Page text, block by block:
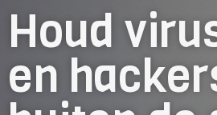
Houd
en